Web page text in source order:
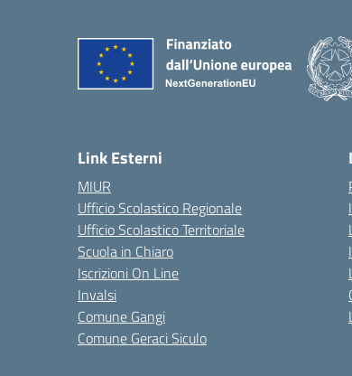
Link Esterni
MIUR
Ufficio Scolastico Regionale
Ufficio Scolastico Territoriale
Scuola in Chiaro
Iscrizioni On Line
Invalsi
Comune Gangi
Comune Geraci Siculo